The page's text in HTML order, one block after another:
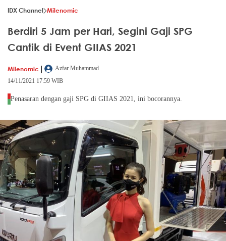
IDX Channel Milenomic
Berdiri 5 Jam per Hari, Segini Gaji SPG
Cantik di Event GIIAS 2021
Milenomic |
Azfar Muhammad
14/11/2021 17:59 WIB
Penasaran dengan gaji SPG di GIIAS 2021, ini bocorannya.